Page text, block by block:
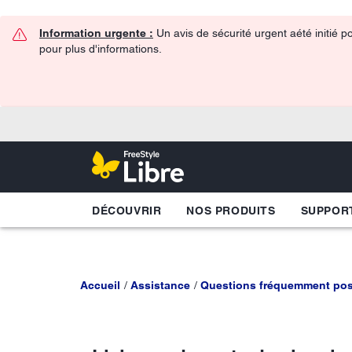
Information urgente : Un avis de sécurité urgent aété initié
pour plus d'informations.
DÉCOUVRIR NOS PRODUITS
Accueil Assistance Questions fréquemment